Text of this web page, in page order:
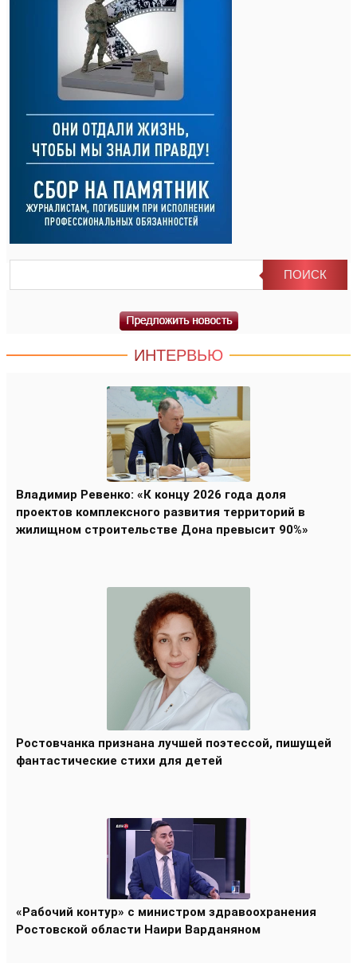
ИНТЕРВЬЮ
Владимир Ревенко: «К концу 2026 года доля
проектов комплексного развития территорий в
жилищном строительстве Дона превысит 90%»
Ростовчанка признана лучшей поэтессой, пишущей
фантастические стихи для детей
«Рабочий контур» с министром здравоохранения
Ростовской области Наири Варданяном